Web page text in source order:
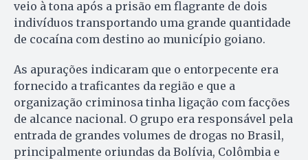
veio à tona após a prisão em flagrante de dois
indivíduos transportando uma grande quantidade
de cocaína com destino ao município goiano.
As apurações indicaram que o entorpecente era
fornecido a traficantes da região e que a
organização criminosa tinha ligação com facções
de alcance nacional. O grupo era responsável pela
entrada de grandes volumes de drogas no Brasil,
principalmente oriundas da Bolívia, Colômbia e